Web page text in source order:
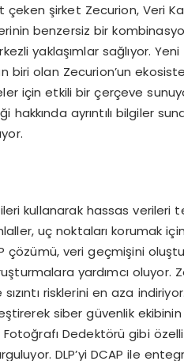
şirket Zecurion, Veri
benzersiz bir
yaklaşımlar sağlıyor. Yeni
biri olan Zecurion’un
için etkili bir çerçeve
ayrıntılı bilgiler
kullanarak hassas verileri
uç noktaları korumak
veri geçmişini
yardımcı oluyor.
risklerini en aza
siber güvenlik ekibinin
Dedektörü gibi
DLP’yi DCAP ile